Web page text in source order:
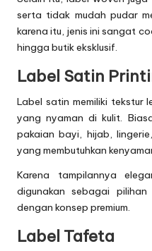
serta tidak mudah pudar
karena itu, jenis ini sangat
hingga butik eksklusif.
Label Satin
Label satin memiliki tekstur
yang nyaman di kulit.
pakaian bayi, hijab,
yang membutuhkan
Karena tampilannya
digunakan sebagai
dengan konsep premium.
Label Tafeta